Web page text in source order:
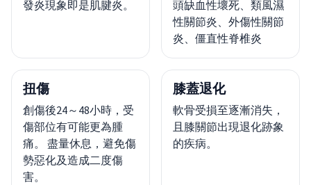
發炎現象即是肌腱炎。
頭缺血性壞死、類風濕
性關節炎、外傷性關節
炎、僵直性脊椎炎
扭傷
創傷後24～48小時，受
傷部位有可能更為腫
痛。 盡量休息，避免傷
勢惡化及造成二度傷
害。
膝蓋退化
軟骨受損至逐漸消失，
且膝關節出現退化跡象
的疾病。